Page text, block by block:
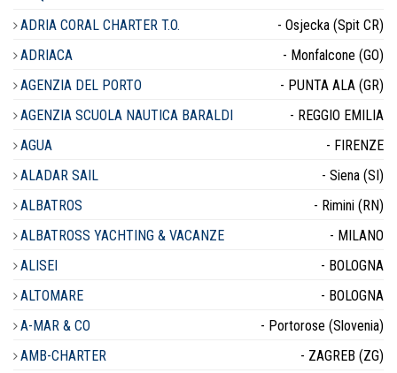
ADRIA CORAL CHARTER T.O.
- Osjecka (Spit CR)
ADRIACA
- Monfalcone (GO)
AGENZIA DEL PORTO
- PUNTA ALA (GR)
AGENZIA SCUOLA NAUTICA BARALDI
- REGGIO EMILIA
AGUA
- FIRENZE
ALADAR SAIL
- Siena (SI)
ALBATROS
- Rimini (RN)
ALBATROSS YACHTING & VACANZE
- MILANO
ALISEI
- BOLOGNA
ALTOMARE
- BOLOGNA
A-MAR & CO
- Portorose (Slovenia)
AMB-CHARTER
- ZAGREB (ZG)